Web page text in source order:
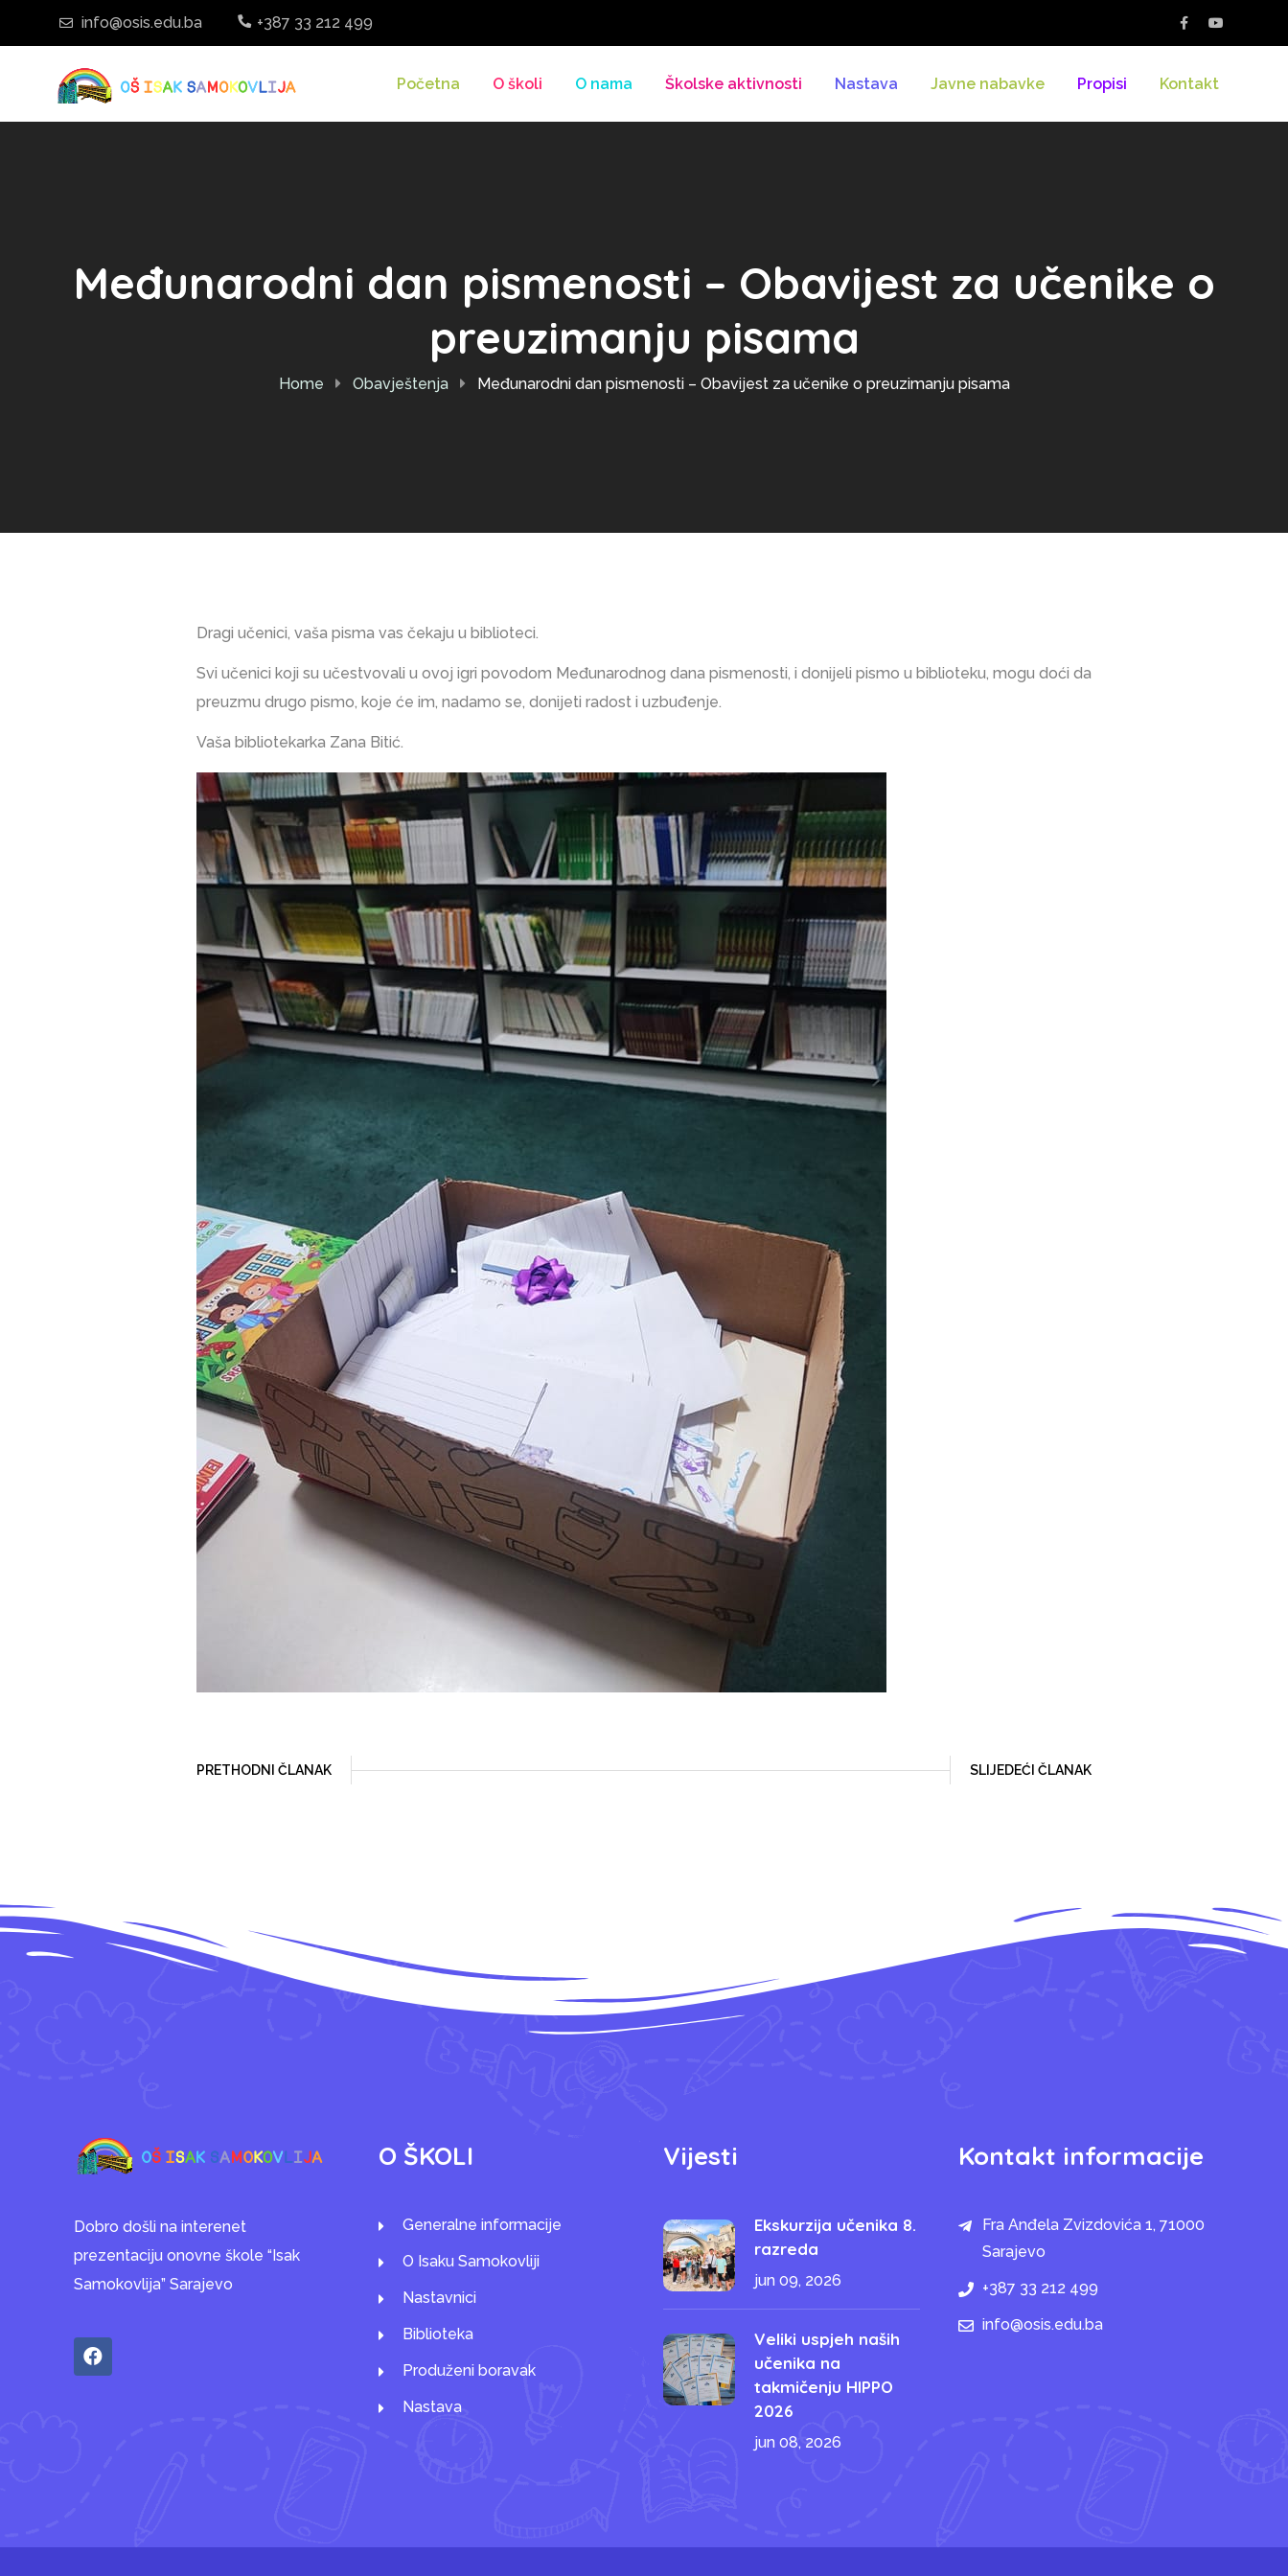
info@osis.edu.ba +387 33 212 499
Početna O školi O nama Školske aktivnosti Nastava Javne nabavke Propisi Kontakt
Međunarodni dan pismenosti – Obavijest za učenike o
preuzimanju pisama
Home Obavještenja Međunarodni dan pismenosti – Obavijest za učenike o preuzimanju pisama
Dragi učenici, vaša pisma vas čekaju u biblioteci.
Svi učenici koji su učestvovali u ovoj igri povodom Međunarodnog dana pismenosti, i donijeli pismo u biblioteku, mogu doći da
preuzmu drugo pismo, koje će im, nadamo se, donijeti radost i uzbuđenje.
Vaša bibliotekarka Zana Bitić.
PRETHODNI ČLANAK SLIJEDEĆI ČLANAK
Dobro došli na interenet
prezentaciju onovne škole “Isak
Samokovlija” Sarajevo
O ŠKOLI
Generalne informacije
O Isaku Samokovliji
Nastavnici
Biblioteka
Produženi boravak
Nastava
Vijesti
Ekskurzija učenika 8.
razreda
jun 09, 2026
Veliki uspjeh naših
učenika na
takmičenju HIPPO
2026
jun 08, 2026
Kontakt informacije
Fra Anđela Zvizdovića 1, 71000
Sarajevo
+387 33 212 499
info@osis.edu.ba